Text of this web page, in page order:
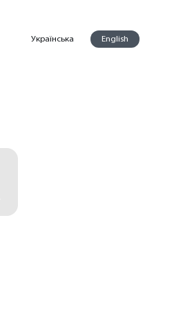
Українська English